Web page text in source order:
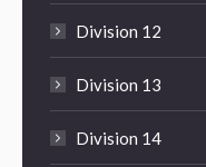
Division 12
Division 13
Division 14